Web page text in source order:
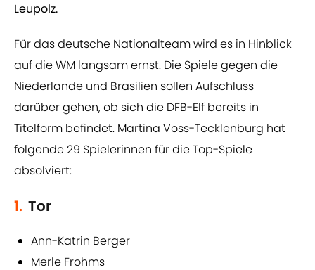
Leupolz.
Für das deutsche Nationalteam wird es in Hinblick
auf die WM langsam ernst. Die Spiele gegen die
Niederlande und Brasilien sollen Aufschluss
darüber gehen, ob sich die DFB-Elf bereits in
Titelform befindet. Martina Voss-Tecklenburg hat
folgende 29 Spielerinnen für die Top-Spiele
absolviert:
1. Tor
Ann-Katrin Berger
Merle Frohms